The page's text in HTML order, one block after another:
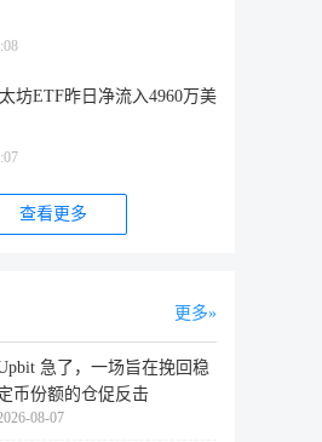
坊ETF昨日净流入4960万美
查看更多
更多
急了，一场旨在挽回稳
币份额的仓促反击
08-07